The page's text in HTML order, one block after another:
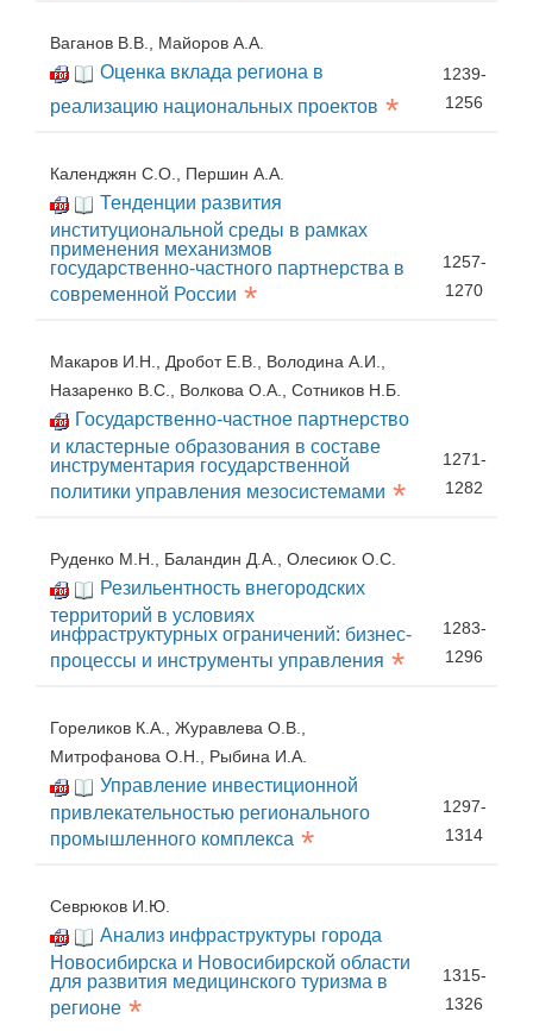
Ваганов В.В., Майоров А.А.
Оценка вклада региона в
реализацию национальных проектов *
1239-
1256
Календжян С.О., Першин А.А.
Тенденции развития
институциональной среды в рамках
применения механизмов
государственно-частного партнерства в
современной России *
1257-
1270
Макаров И.Н., Дробот Е.В., Володина А.И.,
Назаренко В.С., Волкова О.А., Сотников Н.Б.
Государственно-частное партнерство
и кластерные образования в составе
инструментария государственной
политики управления мезосистемами *
1271-
1282
Руденко М.Н., Баландин Д.А., Олесиюк О.С.
Резильентность внегородских
территорий в условиях
инфраструктурных ограничений: бизнес-
процессы и инструменты управления *
1283-
1296
Гореликов К.А., Журавлева О.В.,
Митрофанова О.Н., Рыбина И.А.
Управление инвестиционной
привлекательностью регионального
промышленного комплекса *
1297-
1314
Севрюков И.Ю.
Анализ инфраструктуры города
Новосибирска и Новосибирской области
для развития медицинского туризма в
регионе *
1315-
1326